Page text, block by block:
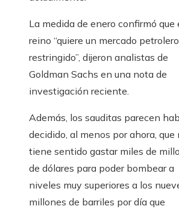
La medida de enero confirmó que
reino “quiere un mercado petrolero
restringido”, dijeron analistas de
Goldman Sachs en una nota de
investigación reciente.
Además, los sauditas parecen
decidido, al menos por ahora, que
tiene sentido gastar miles de
de dólares para poder bombear a
niveles muy superiores a los
millones de barriles por día que